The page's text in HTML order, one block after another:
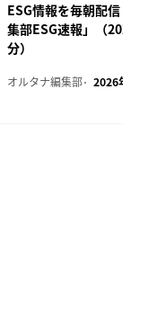
ESG情報を毎朝配信「オル
集部ESG速報」（2026年8
分）
オルタナ編集部 2026年8月7日